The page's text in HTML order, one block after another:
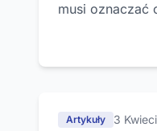
musi oznaczać
Artykuły 3